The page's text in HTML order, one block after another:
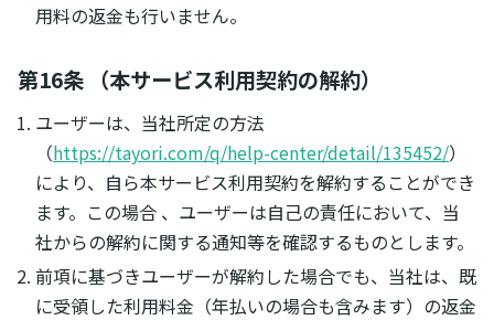
用料の返金も行いません。
第16条 （本サービス利用契約の解約）
ユーザーは、当社所定の方法
（https://tayori.com/q/help-center/detail/135452/）
により、自ら本サービス利用契約を解約することができ
ます。この場合 、ユーザーは自己の責任において、当
社からの解約に関する通知等を確認するものとします。
前項に基づきユーザーが解約した場合でも、当社は、既
に受領した利用料金（年払いの場合も含みます）の返金